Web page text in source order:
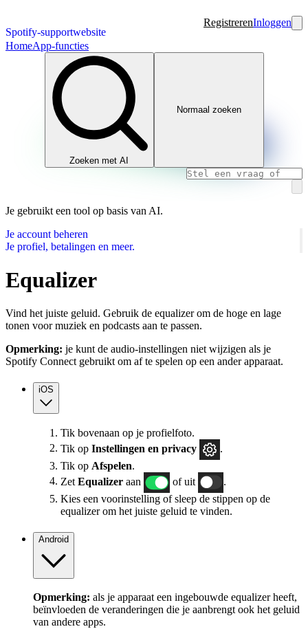
Spotify-supportwebsite
RegistrerenInloggen
HomeApp-functies
Zoeken met AI
Normaal zoeken
Je gebruikt een tool op basis van AI.
Je account beheren
Je profiel, betalingen en meer.
Equalizer
Vind het juiste geluid. Gebruik de equalizer om de hoge en lage
tonen voor muziek en podcasts aan te passen.
Opmerking: je kunt de audio-instellingen niet wijzigen als je
Spotify Connect gebruikt om af te spelen op een ander apparaat.
iOS
Tik bovenaan op je profielfoto.
Tik op Instellingen en privacy
.
Tik op Afspelen.
Zet Equalizer aan of uit
.
Kies een voorinstelling of sleep de stippen op de
equalizer om het juiste geluid te vinden.
Android
Opmerking: als je apparaat een ingebouwde equalizer heeft,
beïnvloeden de veranderingen die je aanbrengt ook het geluid
van andere apps.